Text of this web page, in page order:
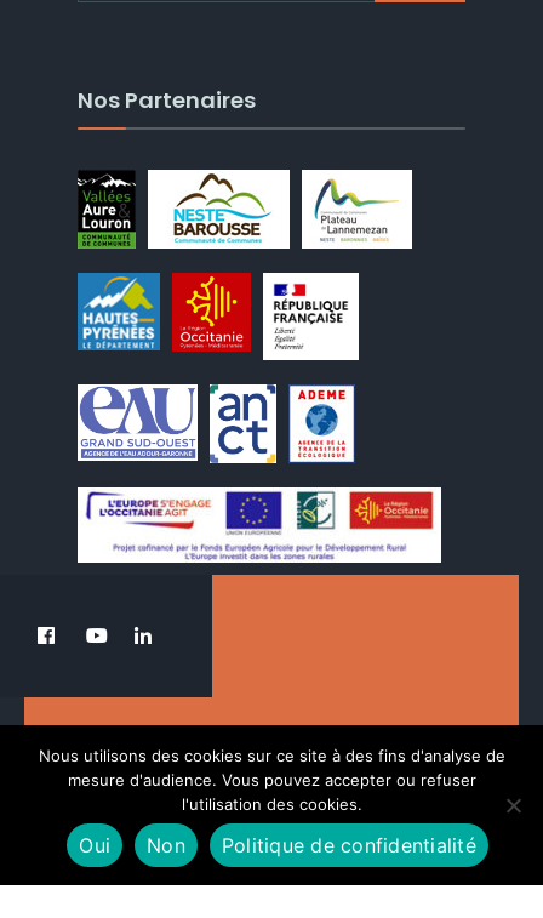
Nos Partenaires
Le PETR au service de la transition du Pays
des Nestes.
POLITIQUE DE CONFIDENTIALITÉ MENTIONS LÉGALES
Nous utilisons des cookies sur ce site à des fins d'analyse de
mesure d'audience. Vous pouvez accepter ou refuser
l'utilisation des cookies.
Oui Non Politique de confidentialité